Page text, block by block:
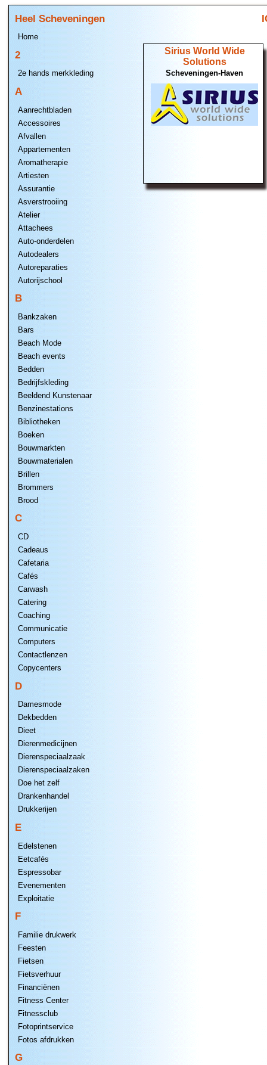
Heel Scheveningen
Home
2
2e hands merkkleding
A
Aanrechtbladen
Accessoires
Afvallen
Appartementen
Aromatherapie
Artiesten
Assurantie
Asverstrooiing
Atelier
Attachees
Auto-onderdelen
Autodealers
Autoreparaties
Autorijschool
B
Bankzaken
Bars
Beach Mode
Beach events
Bedden
Bedrijfskleding
Beeldend Kunstenaar
Benzinestations
Bibliotheken
Boeken
Bouwmarkten
Bouwmaterialen
Brillen
Brommers
Brood
C
CD
Cadeaus
Cafetaria
Cafés
Carwash
Catering
Coaching
Communicatie
Computers
Contactlenzen
Copycenters
D
Damesmode
Dekbedden
Dieet
Dierenmedicijnen
Dierenspeciaalzaak
Dierenspeciaalzaken
Doe het zelf
Drankenhandel
Drukkerijen
E
Edelstenen
Eetcafés
Espressobar
Evenementen
Exploitatie
F
Familie drukwerk
Feesten
Fietsen
Fietsverhuur
Financiënen
Fitness Center
Fitnessclub
Fotoprintservice
Fotos afdrukken
G
Sirius World Wide
Solutions
Scheveningen-Haven